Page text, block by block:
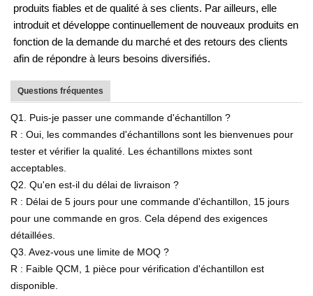
produits fiables et de qualité à ses clients. Par ailleurs, elle
introduit et développe continuellement de nouveaux produits en
fonction de la demande du marché et des retours des clients
afin de répondre à leurs besoins diversifiés.
Questions fréquentes
Q1. Puis-je passer une commande d'échantillon ?
R : Oui, les commandes d'échantillons sont les bienvenues pour
tester et vérifier la qualité. Les échantillons mixtes sont
acceptables.
Q2. Qu'en est-il du délai de livraison ?
R : Délai de 5 jours pour une commande d'échantillon, 15 jours
pour une commande en gros. Cela dépend des exigences
détaillées.
Q3. Avez-vous une limite de MOQ ?
R : Faible QCM, 1 pièce pour vérification d'échantillon est
disponible.